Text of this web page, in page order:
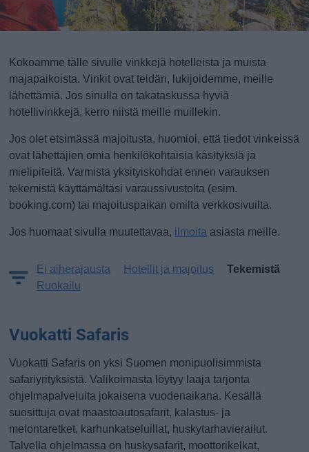
Kokoamme tälle sivulle vinkkejä hotelleista ja muista
majapaikoista. Vinkit ovat teidän, lukijoidemme, meille
lähettämiä. Jos sinulla on takataskussa hyviä
hotellivinkkejä, kerro niistä meille muillekin.
Jos olet etsimässä majoitusta, huomioi, että tiedot vinkeissä
ovat lähettäjien omia henkilökohtaisia käsityksiä ja
mielipiteitä. Varmista yksityiskohdat ennen varauksen
tekemistä käyttämältäsi varaussivustolta (esim.
booking.com) tai majoituspaikan omilta verkkosivuilta.
Jos huomaat sivulla muutettavaa, ilmoita asiasta meille.
Ei aiherajausta Hotellit ja majoitus
Tekemistä
Ruokailu
Vuokatti Safaris
Vuokatti Safaris on yksi Suomen monipuolisimmista
safariyrityksistä. Valikoimasta löytyy laaja tarjonta
ohjelmapalveluita jokaisena vuodenaikana. Kesällä
suosittuja ovat maastoautosafarit, kalastus- ja
melontaretket, karhunkatseluillat, huskytarhavierailut.
Talvella ohjelmassa on huskysafarit, moottorikelkat,